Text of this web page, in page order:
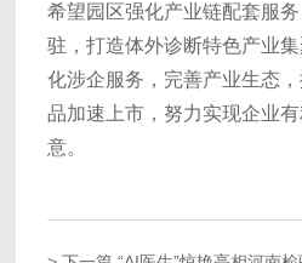
希望园区强化产业链配套服
驻，打造体外诊断特色产业
化涉企服务，完善产业生态
品加速上市，努力实现企业
意。